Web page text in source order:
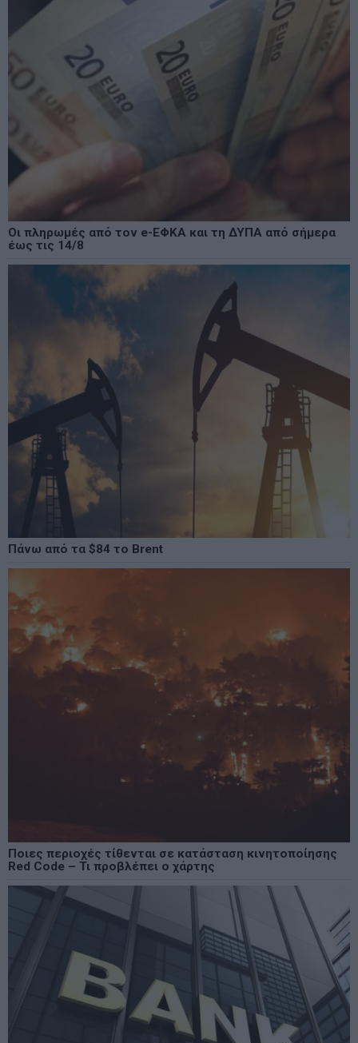
Οι πληρωμές από τον e-ΕΦΚΑ και τη ΔΥΠΑ από σήμερα
έως τις 14/8
Πάνω από τα $84 το Brent
Ποιες περιοχές τίθενται σε κατάσταση κινητοποίησης
Red Code – Τι προβλέπει ο χάρτης